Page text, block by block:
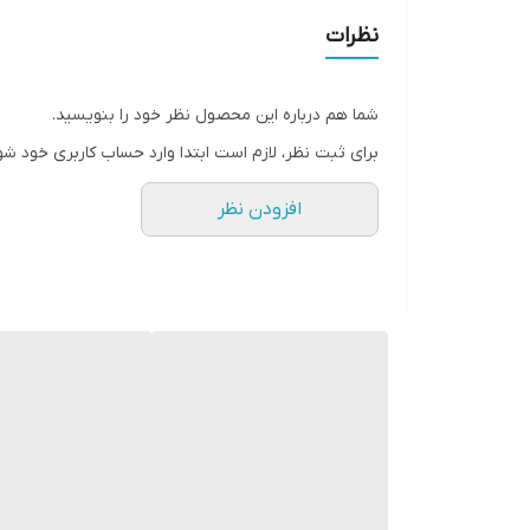
نظرات
شما هم درباره این محصول نظر خود را بنویسید.
برای ثبت نظر، لازم است ابتدا وارد حساب کاربری خود
افزودن نظر